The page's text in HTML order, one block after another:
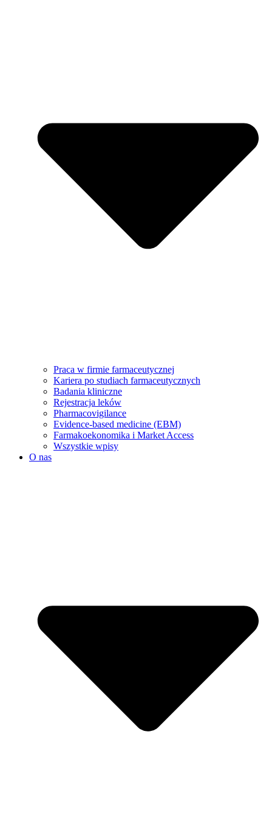
Praca w firmie farmaceutycznej
Kariera po studiach farmaceutycznych
Badania kliniczne
Rejestracja leków
Pharmacovigilance
Evidence-based medicine (EBM)
Farmakoekonomika i Market Access
Wszystkie wpisy
O nas